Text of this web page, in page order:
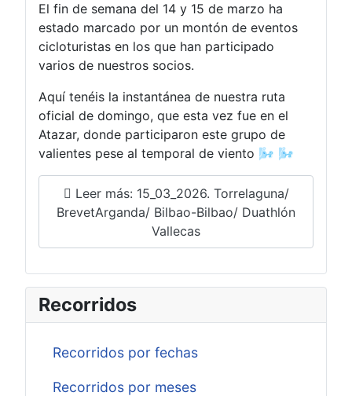
El fin de semana del 14 y 15 de marzo ha
estado marcado por un montón de eventos
cicloturistas en los que han participado
varios de nuestros socios.
Aquí tenéis la instantánea de nuestra ruta
oficial de domingo, que esta vez fue en el
Atazar, donde participaron este grupo de
valientes pese al temporal de viento 🌬️ 🌬️
Leer más: 15_03_2026. Torrelaguna/
BrevetArganda/ Bilbao-Bilbao/ Duathlón
Vallecas
Recorridos
Recorridos por fechas
Recorridos por meses